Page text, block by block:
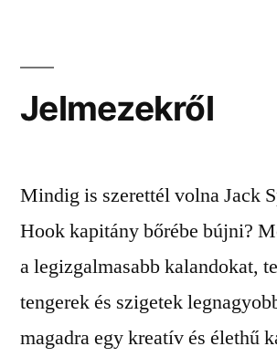
Jelmezekről
Mindig is szerettél volna Jack
Hook kapitány bőrébe bújni?
a legizgalmasabb kalandokat,
tengerek és szigetek
magadra egy kreatív és élethű